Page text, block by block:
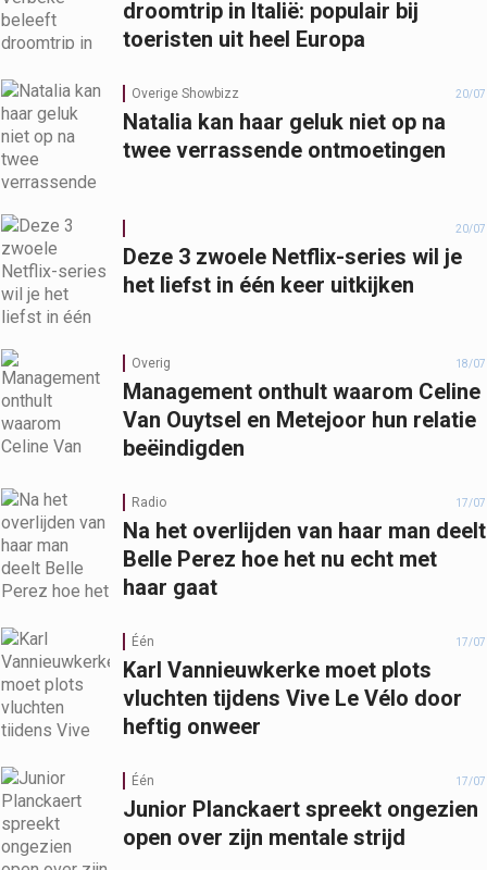
droomtrip in Italië: populair bij
toeristen uit heel Europa
Overige Showbizz 20/07
Natalia kan haar geluk niet op na
twee verrassende ontmoetingen
20/07
Deze 3 zwoele Netflix-series wil je
het liefst in één keer uitkijken
Overig 18/07
Management onthult waarom Celine
Van Ouytsel en Metejoor hun relatie
beëindigden
Radio 17/07
Na het overlijden van haar man deelt
Belle Perez hoe het nu echt met
haar gaat
Één 17/07
Karl Vannieuwkerke moet plots
vluchten tijdens Vive Le Vélo door
heftig onweer
Één 17/07
Junior Planckaert spreekt ongezien
open over zijn mentale strijd